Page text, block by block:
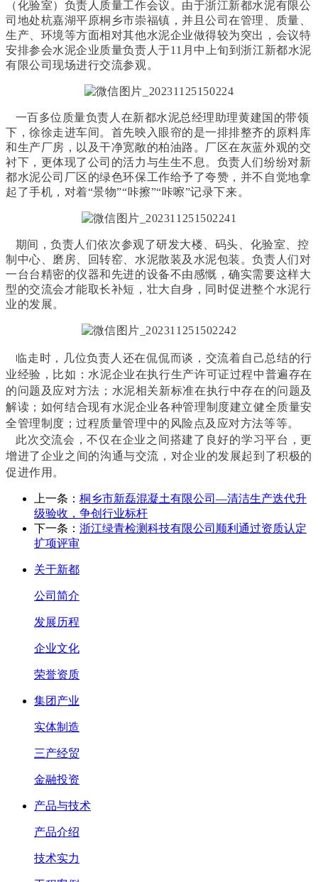
（化验室）负责人质量工作会议。由于浙江新都水泥有限公
司地处杭嘉湖平原桐乡市崇福镇，并且公司在管理、质量、
生产、环境等方面相对其他水泥企业做得较为突出，会议特
安排参会水泥企业质量负责人于11月中上旬到浙江新都水泥
有限公司现场进行交流参观。
一百多位质量负责人在新都水泥总经理助理黄建国的带领
下，徐徐走进车间。首先映入眼帘的是一排排整齐的原料库
和生产厂房，以及干净宽敞的柏油路。厂区在灰蓝外观的交
衬下，更体现了公司的活力与生生不息。负责人们纷纷对新
都水泥公司厂区的绿色环保工作给予了夸赞，并不自觉地拿
起了手机，对着“景物”“咔擦”“咔嚓”记录下来。
期间，负责人们依次参观了研发大楼、码头、化验室、控
制中心、磨房、回转窑、水泥散装及水泥包装。负责人们对
一台台精密的仪器和先进的设备不由感慨，确实需要这样大
型的交流会才能取长补短，壮大自身，同时促进整个水泥行
业的发展。
临走时，几位负责人还在侃侃而谈，交流着自己总结的行
业经验，比如：水泥企业在执行生产许可证过程中普遍存在
的问题及应对方法；水泥相关新标准在执行中存在的问题及
解读；如何结合现有水泥企业各种管理制度建立健全质量安
全管理制度；过程质量管理中的风险点及应对方法等等。
此次交流会，不仅在企业之间搭建了良好的学习平台，更
增进了企业之间的沟通与交流，对企业的发展起到了积极的
促进作用。
上一条： 桐乡市新磊混凝土有限公司—清洁生产迭代升
级验收，争创行业标杆
下一条： 浙江绿青检测科技有限公司顺利通过资质认定
扩项评审
关于新都
公司简介
发展历程
企业文化
荣誉资质
集团产业
实体制造
三产经贸
金融投资
产品与技术
产品介绍
技术实力